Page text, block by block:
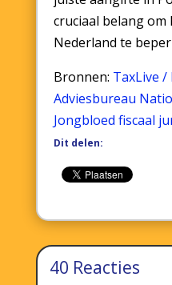
cruciaal belang
Nederland te
Bronnen: TaxLive /
Adviesbureau
Jongbloed fiscaal
Dit delen:
40 Reacties